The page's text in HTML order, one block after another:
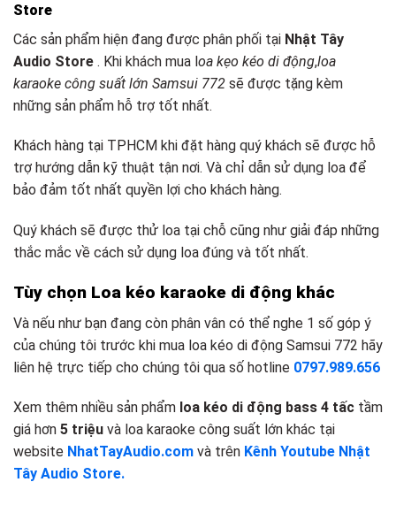
Store
Các sản phẩm hiện đang được phân phối tại Nhật Tây
Audio Store . Khi khách mua loa kẹo kéo di động,loa
karaoke công suất lớn Samsui 772 sẽ được tặng kèm
những sản phẩm hỗ trợ tốt nhất.
Khách hàng tại TPHCM khi đặt hàng quý khách sẽ được hỗ
trợ hướng dẫn kỹ thuật tận nơi. Và chỉ dẫn sử dụng loa để
bảo đảm tốt nhất quyền lợi cho khách hàng.
Quý khách sẽ được thử loa tại chỗ cũng như giải đáp những
thắc mắc về cách sử dụng loa đúng và tốt nhất.
Tùy chọn Loa kéo karaoke di động khác
Và nếu như bạn đang còn phân vân có thể nghe 1 số góp ý
của chúng tôi trước khi mua loa kéo di động Samsui 772 hãy
liên hệ trực tiếp cho chúng tôi qua số hotline 0797.989.656
Xem thêm nhiều sản phẩm loa kéo di động bass 4 tấc tầm
giá hơn 5 triệu và loa karaoke công suất lớn khác tại
website NhatTayAudio.com và trên Kênh Youtube Nhật
Tây Audio Store.